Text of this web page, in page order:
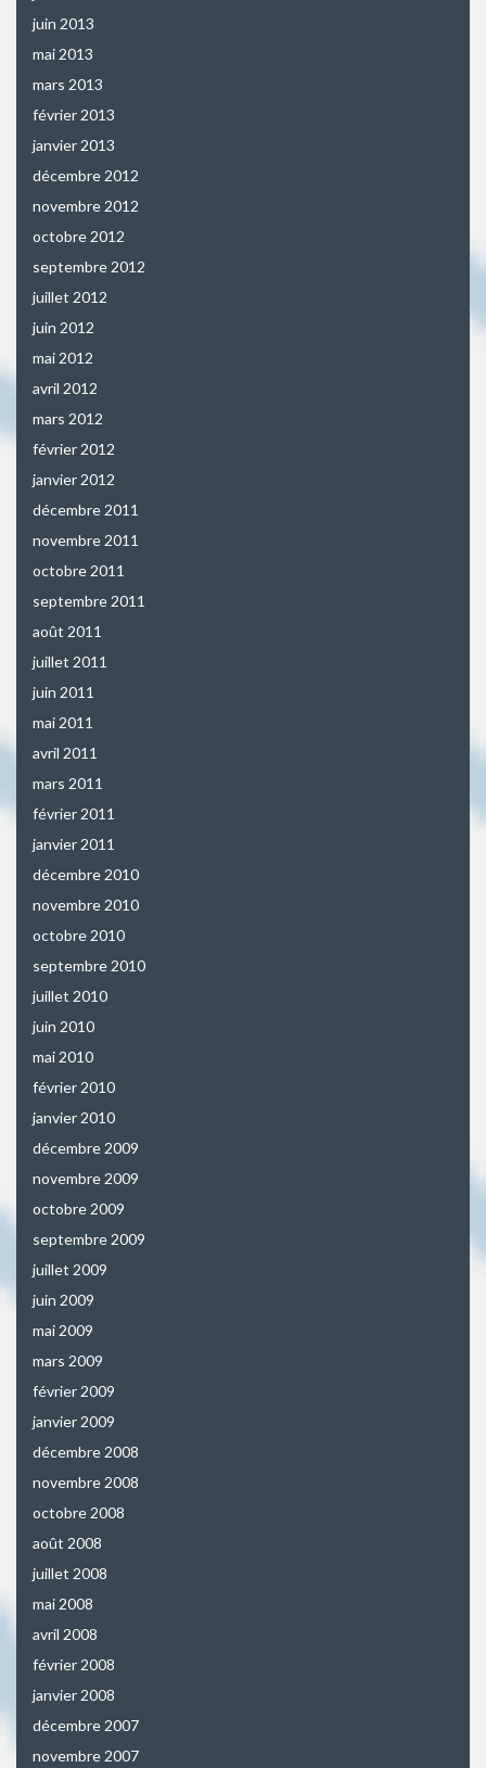
juin 2013
mai 2013
mars 2013
février 2013
janvier 2013
décembre 2012
novembre 2012
octobre 2012
septembre 2012
juillet 2012
juin 2012
mai 2012
avril 2012
mars 2012
février 2012
janvier 2012
décembre 2011
novembre 2011
octobre 2011
septembre 2011
août 2011
juillet 2011
juin 2011
mai 2011
avril 2011
mars 2011
février 2011
janvier 2011
décembre 2010
novembre 2010
octobre 2010
septembre 2010
juillet 2010
juin 2010
mai 2010
février 2010
janvier 2010
décembre 2009
novembre 2009
octobre 2009
septembre 2009
juillet 2009
juin 2009
mai 2009
mars 2009
février 2009
janvier 2009
décembre 2008
novembre 2008
octobre 2008
août 2008
juillet 2008
mai 2008
avril 2008
février 2008
janvier 2008
décembre 2007
novembre 2007